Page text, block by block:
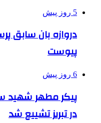
5 روز پیش
دروازه بان سابق
پیوست
6 روز پیش
پیکر مطهر شهید
در تبریز تشییع شد